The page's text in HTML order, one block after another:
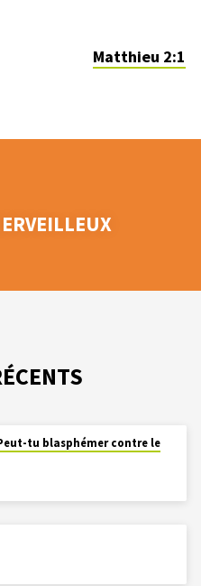
Matthieu 2:1
tu blasphémer contre le